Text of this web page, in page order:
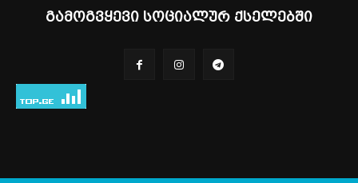
გამოგვყევი სოციალურ ქსელებში